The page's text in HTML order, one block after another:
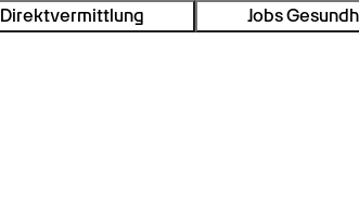
Direktvermittlung Jobs